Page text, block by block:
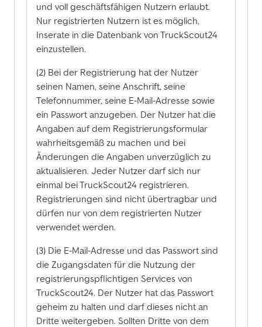
und voll geschäftsfähigen Nutzern erlaubt.
Nur registrierten Nutzern ist es möglich,
Inserate in die Datenbank von TruckScout24
einzustellen.
(2) Bei der Registrierung hat der Nutzer
seinen Namen, seine Anschrift, seine
Telefonnummer, seine E-Mail-Adresse sowie
ein Passwort anzugeben. Der Nutzer hat die
Angaben auf dem Registrierungsformular
wahrheitsgemäß zu machen und bei
Änderungen die Angaben unverzüglich zu
aktualisieren. Jeder Nutzer darf sich nur
einmal bei TruckScout24 registrieren.
Registrierungen sind nicht übertragbar und
dürfen nur von dem registrierten Nutzer
verwendet werden.
(3) Die E-Mail-Adresse und das Passwort sind
die Zugangsdaten für die Nutzung der
registrierungspflichtigen Services von
TruckScout24. Der Nutzer hat das Passwort
geheim zu halten und darf dieses nicht an
Dritte weitergeben. Sollten Dritte von dem